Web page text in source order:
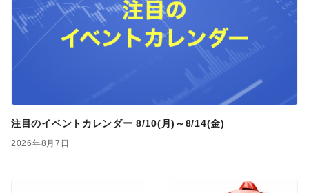
注目のイベントカレンダー 8/10(月)～8/14(金)
2026年8月7日